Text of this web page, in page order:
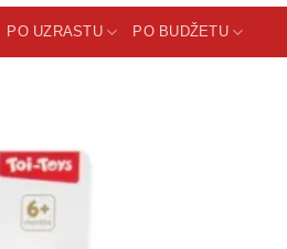
PO UZRASTU PO BUDŽETU